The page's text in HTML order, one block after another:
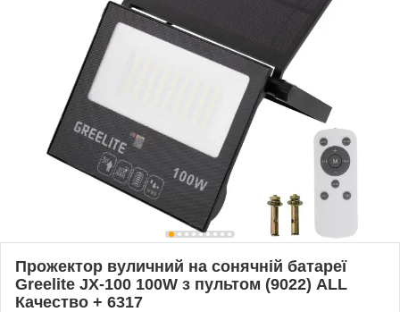
Прожектор вуличний на сонячній батареї
Greelite JX-100 100W з пультом (9022) ALL
Качество + 6317